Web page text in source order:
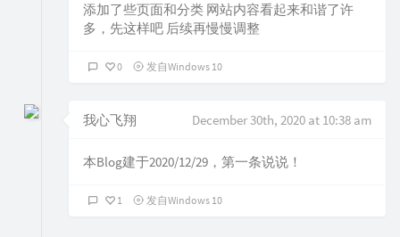
添加了些页面和分类 网站内容看起来和谐了许
多，先这样吧 后续再慢慢调整
0 发自Windows 10
我心飞翔 December 30th, 2020 at 10:38 am
本Blog建于2020/12/29，第一条说说！
1 发自Windows 10